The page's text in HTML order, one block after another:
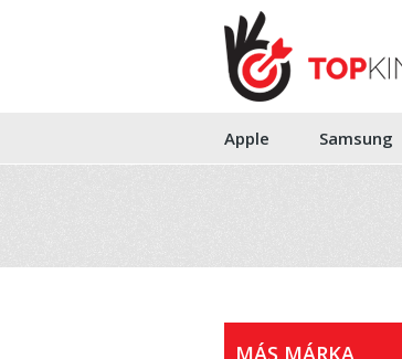
Apple Samsung
MÁS MÁRKA